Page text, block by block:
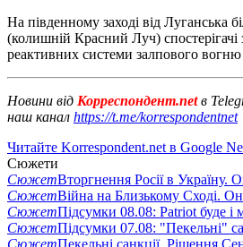
На південному заході від Луганська
(колишній Красний Луч) спостерігачі
реактивних системи залпового
Новини від Корреспондент.netв
наш канал https://t.me/korrespondentnet
Читайте Korrespondent.net в Google
Сюжети
СюжетВторгнення Росії в Україну.
СюжетВійна на Близькому Сході.
СюжетПідсумки 08.08: Patriot буде і
СюжетПідсумки 07.08: "Пекельні"
СюжетПекельні санкції. Рішення